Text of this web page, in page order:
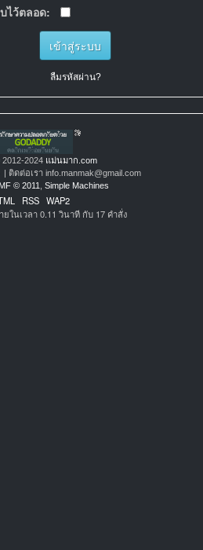
ไว้ตลอด:
ลืมรหัสผ่าน?
2024 แม่นมาก.com
ติดต่อเรา info.manmak@gmail.com
© 2011 Simple Machines
RSS WAP2
ในเวลา 0.11 วินาที กับ 17 คำสั่ง